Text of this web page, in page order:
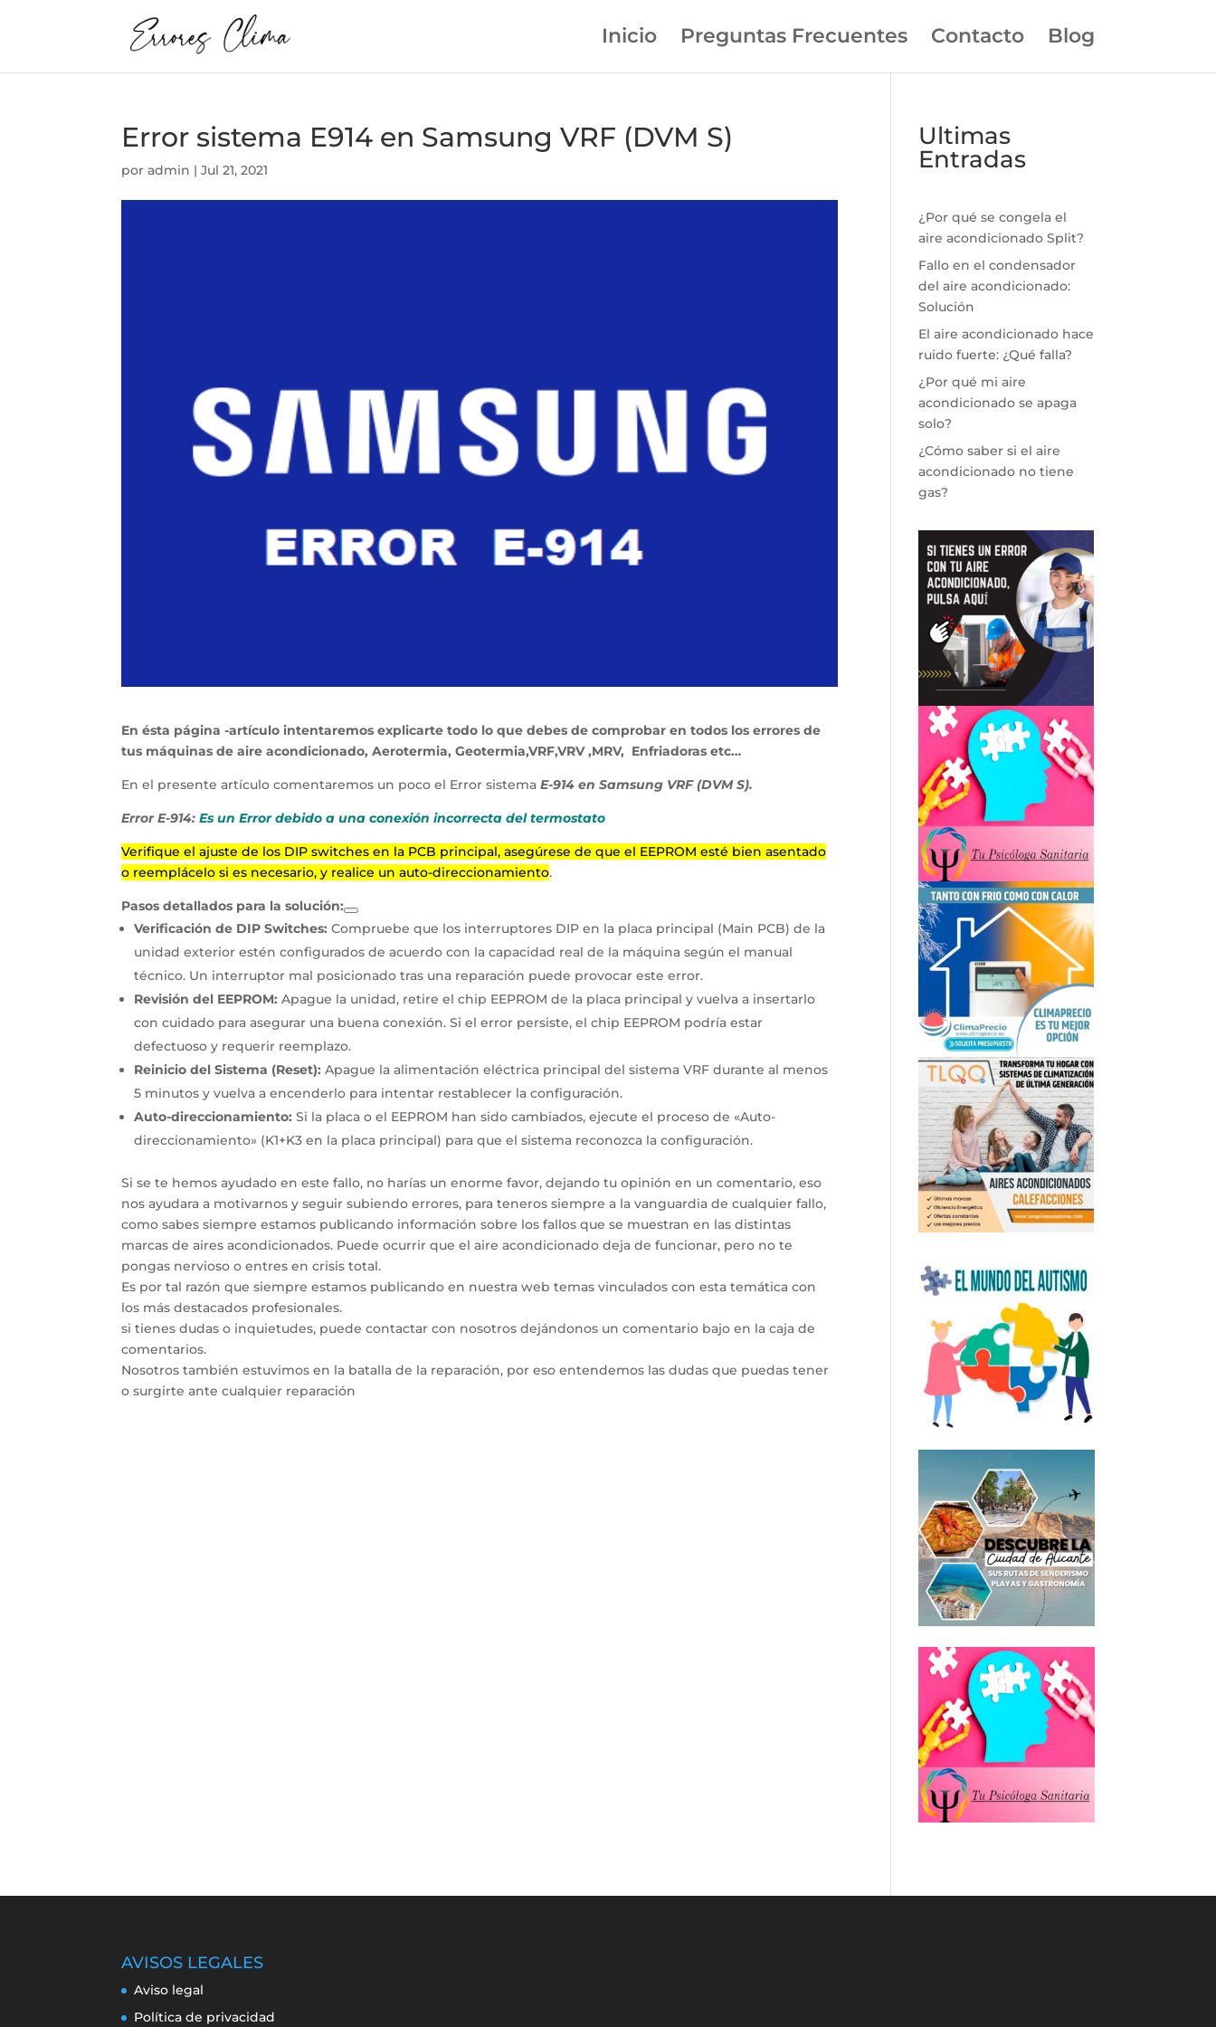
Inicio Preguntas Frecuentes Contacto Blog
Error sistema E914 en Samsung VRF (DVM S)
poradmin |Jul 21, 2021
En ésta página -artículo intentaremos explicarte todo lo que debes de comprobar en todos los errores de
tus máquinas de aire acondicionado, Aerotermia, Geotermia,VRF,VRV ,MRV, Enfriadoras etc…
En el presente artículo comentaremos un poco el Error sistemaE-914 en Samsung VRF (DVM S).
Error E-914:Es un Error debido a una conexión incorrecta del termostato
Verifique el ajuste de los DIP switches en la PCB principal, asegúrese de que el EEPROM esté bien asentado
o reemplácelo si es necesario, y realice un auto-direccionamiento.
Pasos detallados para la solución:
Verificación de DIP Switches: Compruebe que los interruptores DIP en la placa principal (Main PCB) de la
unidad exterior estén configurados de acuerdo con la capacidad real de la máquina según el manual
técnico. Un interruptor mal posicionado tras una reparación puede provocar este error.
Revisión del EEPROM: Apague la unidad, retire el chip EEPROM de la placa principal y vuelva a insertarlo
con cuidado para asegurar una buena conexión. Si el error persiste, el chip EEPROM podría estar
defectuoso y requerir reemplazo.
Reinicio del Sistema (Reset): Apague la alimentación eléctrica principal del sistema VRF durante al menos
5 minutos y vuelva a encenderlo para intentar restablecer la configuración.
Auto-direccionamiento: Si la placa o el EEPROM han sido cambiados, ejecute el proceso de «Auto-
direccionamiento» (K1+K3 en la placa principal) para que el sistema reconozca la configuración.
Si se te hemos ayudado en este fallo, no harías un enorme favor, dejando tu opinión en un comentario, eso
nos ayudara a motivarnos y seguir subiendo errores, para teneros siempre a la vanguardia de cualquier fallo,
como sabes siempre estamos publicando información sobre los fallos que se muestran en las distintas
marcas de aires acondicionados. Puede ocurrir que el aire acondicionado deja de funcionar, pero no te
pongas nervioso o entres en crisis total.
Es por tal razón que siempre estamos publicando en nuestra web temas vinculados con esta temática con
los más destacados profesionales.
si tienes dudas o inquietudes, puede contactar con nosotros dejándonos un comentario bajo en la caja de
comentarios.
Nosotros también estuvimos en la batalla de la reparación, por eso entendemos las dudas que puedas tener
o surgirte ante cualquier reparación
Ultimas
Entradas
¿Por qué se congela el
aire acondicionado Split?
Fallo en el condensador
del aire acondicionado:
Solución
El aire acondicionado hace
ruido fuerte: ¿Qué falla?
¿Por qué mi aire
acondicionado se apaga
solo?
¿Cómo saber si el aire
acondicionado no tiene
gas?
AVISOS LEGALES
Aviso legal
Política de privacidad